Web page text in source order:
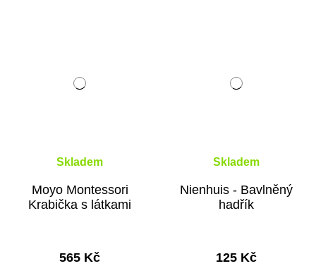
Skladem
Moyo Montessori
Krabička s látkami
565 Kč
Skladem
Nienhuis - Bavlněný
hadřík
125 Kč